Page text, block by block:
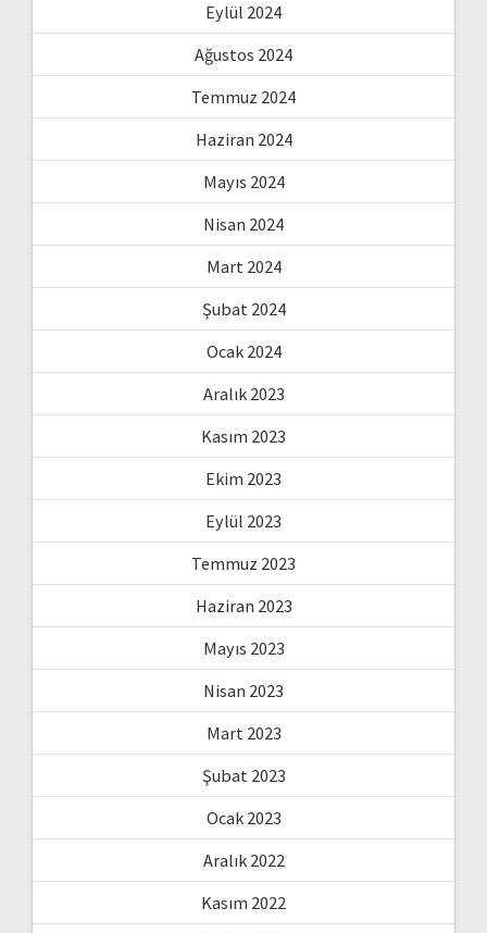
Eylül 2024
Ağustos 2024
Temmuz 2024
Haziran 2024
Mayıs 2024
Nisan 2024
Mart 2024
Şubat 2024
Ocak 2024
Aralık 2023
Kasım 2023
Ekim 2023
Eylül 2023
Temmuz 2023
Haziran 2023
Mayıs 2023
Nisan 2023
Mart 2023
Şubat 2023
Ocak 2023
Aralık 2022
Kasım 2022